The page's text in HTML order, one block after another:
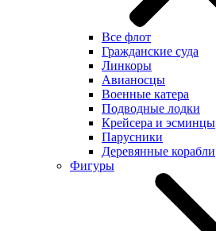
Все флот
Гражданские суда
Линкоры
Авианосцы
Военные катера
Подводные лодки
Крейсера и эсминцы
Парусники
Деревянные корабли
Фигуры